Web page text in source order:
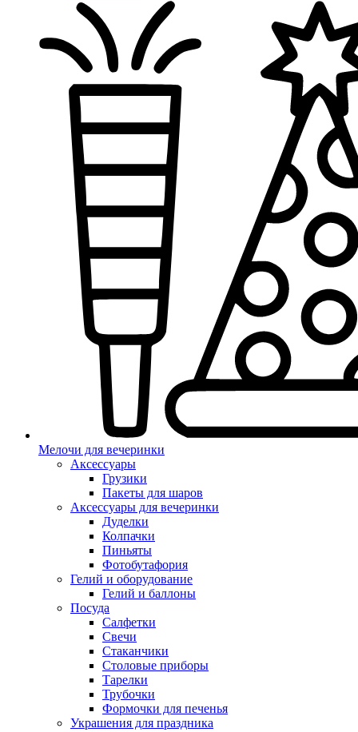
Мелочи для вечеринки
Аксессуары
Грузики
Пакеты для шаров
Аксессуары для вечеринки
Дуделки
Колпачки
Пиньяты
Фотобутафория
Гелий и оборудование
Гелий и баллоны
Посуда
Салфетки
Свечи
Стаканчики
Столовые приборы
Тарелки
Трубочки
Формочки для печенья
Украшения для праздника